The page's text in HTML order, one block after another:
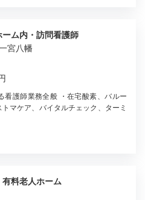
ム内・訪問看護師
宮八幡
看護師業務全般 ・在宅酸素、バルー
マケア、バイタルチェック、ターミ
料老人ホーム